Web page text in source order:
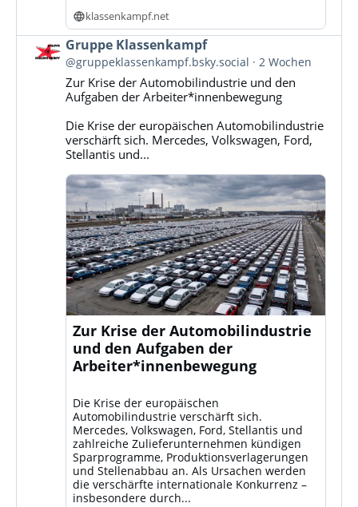
klassenkampf.net
Beitrag
von
Gruppe
Klassenkampf
Bluesky
ansehen
Gruppe Klassenkampf
@gruppeklassenkampf.bsky.social 2 Wochen
Zur Krise der Automobilindustrie und den
Aufgaben der Arbeiter*innenbewegung
Die Krise der europäischen Automobilindustrie
verschärft sich. Mercedes, Volkswagen, Ford,
Stellantis und...
Zur Krise der Automobilindustrie
und den Aufgaben der
Arbeiter*innenbewegung
Die Krise der europäischen
Automobilindustrie verschärft sich.
Mercedes, Volkswagen, Ford, Stellantis und
zahlreiche Zulieferunternehmen kündigen
Sparprogramme, Produktionsverlagerungen
und Stellenabbau an. Als Ursachen werden
die verschärfte internationale Konkurrenz –
insbesondere durch...